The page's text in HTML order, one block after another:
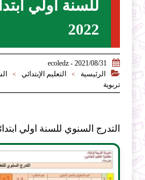
2022

2021/08/31 - ecoledz

الرئيسية > التعليم الإبتدائي >
تربوية
التدرج السنوي للسنة اولي